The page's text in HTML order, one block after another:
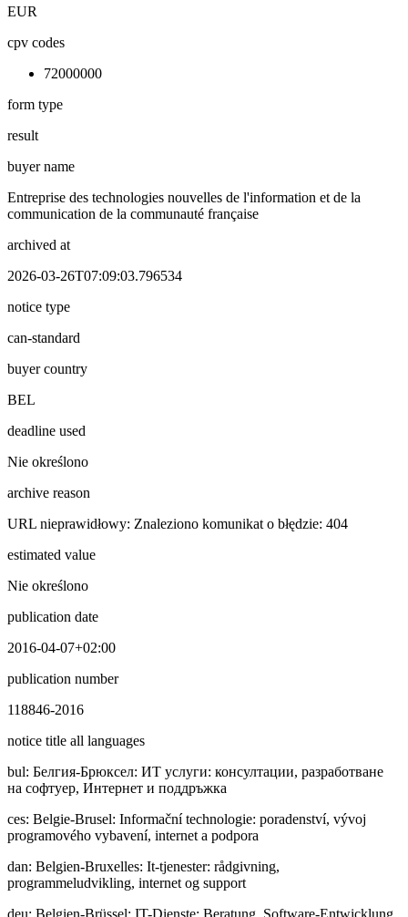
EUR
cpv codes
72000000
form type
result
buyer name
Entreprise des technologies nouvelles de l'information et de la
communication de la communauté française
archived at
2026-03-26T07:09:03.796534
notice type
can-standard
buyer country
BEL
deadline used
Nie określono
archive reason
URL nieprawidłowy: Znaleziono komunikat o błędzie: 404
estimated value
Nie określono
publication date
2016-04-07+02:00
publication number
118846-2016
notice title all languages
bul: Бeлгия-Брюксел: ИТ услуги: консултации, разработване
на софтуер, Интернет и поддръжка
ces: Belgie-Brusel: Informační technologie: poradenství, vývoj
programového vybavení, internet a podpora
dan: Belgien-Bruxelles: It-tjenester: rådgivning,
programmeludvikling, internet og support
deu: Belgien-Brüssel: IT-Dienste: Beratung, Software-Entwicklung,